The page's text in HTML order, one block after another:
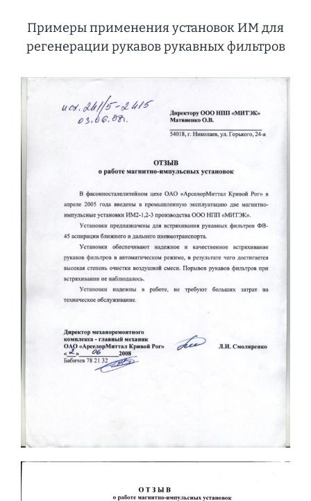
Примеры применения установок ИМ для
регенерации рукавов рукавных фильтров